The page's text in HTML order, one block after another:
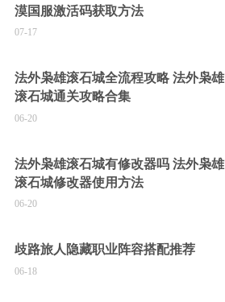
漠国服激活码获取方法
07-17
法外枭雄滚石城全流程攻略 法外枭雄
滚石城通关攻略合集
06-20
法外枭雄滚石城有修改器吗 法外枭雄
滚石城修改器使用方法
06-20
歧路旅人隐藏职业阵容搭配推荐
06-18